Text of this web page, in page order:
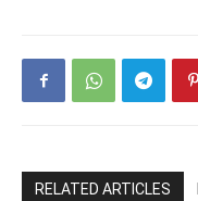
RELATED ARTICLES